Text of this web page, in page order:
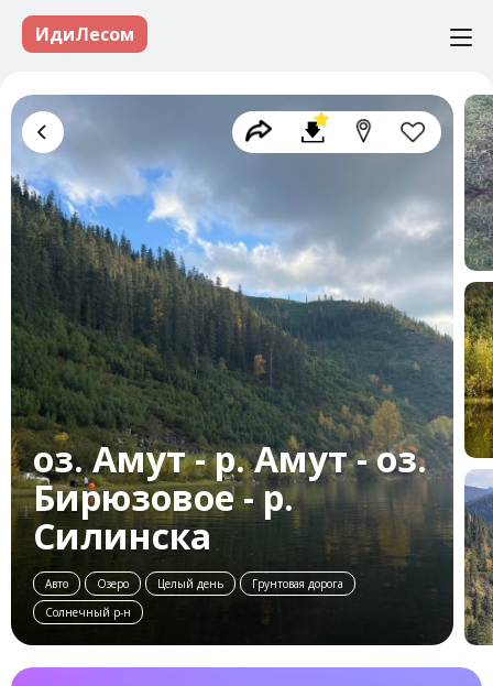
ИдиЛесом
оз. Амут - р. Амут - оз.
Бирюзовое - р.
Силинска
Авто Озеро Целый день
Грунтовая дорога
Солнечный р-н